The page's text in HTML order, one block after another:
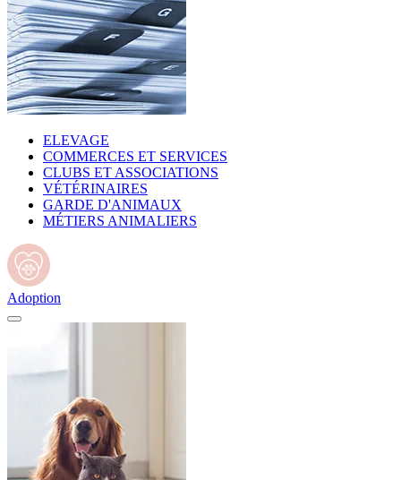
ELEVAGE
COMMERCES ET SERVICES
CLUBS ET ASSOCIATIONS
VÉTÉRINAIRES
GARDE D'ANIMAUX
MÉTIERS ANIMALIERS
Adoption